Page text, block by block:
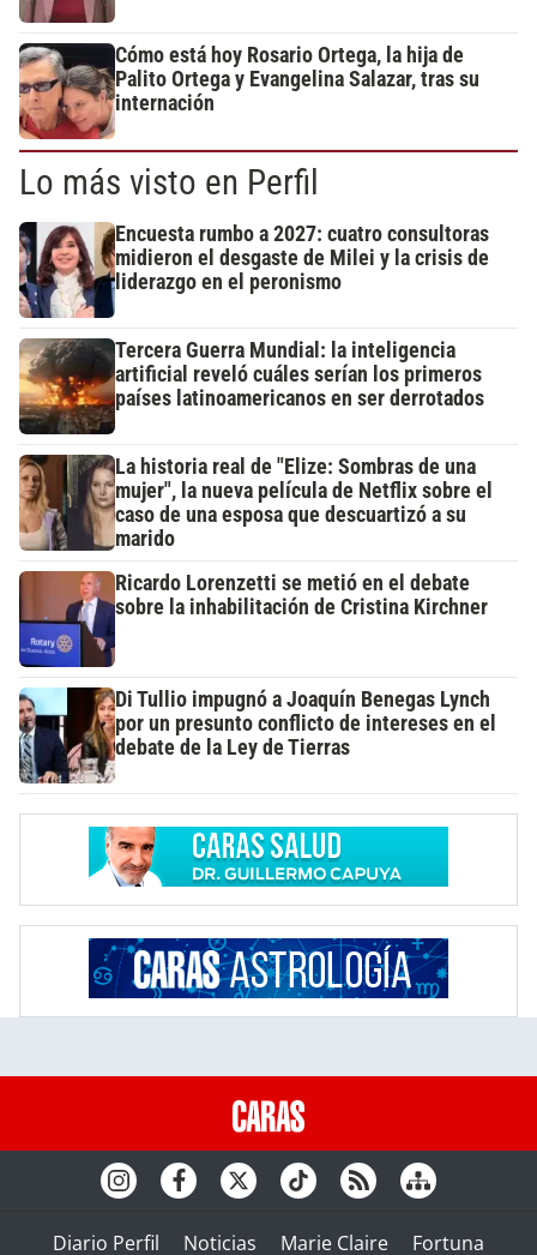
Cómo está hoy Rosario Ortega, la hija de
Palito Ortega y Evangelina Salazar, tras su
internación
Lo más visto en Perfil
Encuesta rumbo a 2027: cuatro consultoras
midieron el desgaste de Milei y la crisis de
liderazgo en el peronismo
Tercera Guerra Mundial: la inteligencia
artificial reveló cuáles serían los primeros
países latinoamericanos en ser derrotados
La historia real de "Elize: Sombras de una
mujer", la nueva película de Netflix sobre el
caso de una esposa que descuartizó a su
marido
Ricardo Lorenzetti se metió en el debate
sobre la inhabilitación de Cristina Kirchner
Di Tullio impugnó a Joaquín Benegas Lynch
por un presunto conflicto de intereses en el
debate de la Ley de Tierras
Diario Perfil Noticias Marie Claire Fortuna